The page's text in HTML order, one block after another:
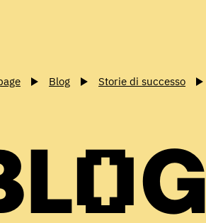
Blog Storie di successo